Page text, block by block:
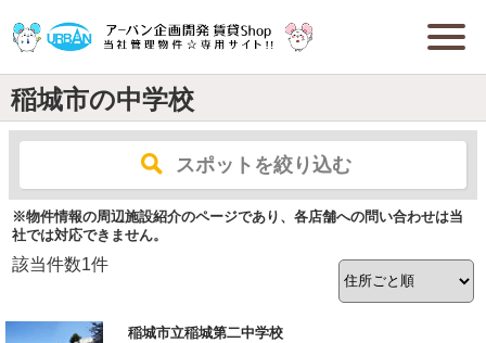
稲城市の中学校
スポットを絞り込む
※物件情報の周辺施設紹介のページであり、各店舗への問い合わせは当
社では対応できません。
該当件数1件
稲城市立稲城第二中学校